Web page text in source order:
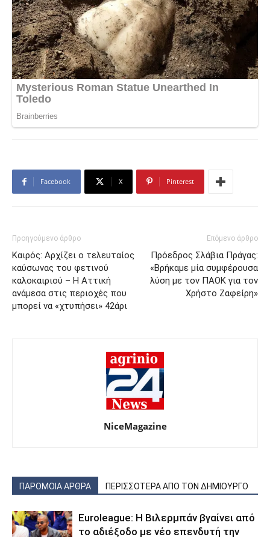
Facebook X Pinterest
Προηγούμενο άρθρο
Καιρός: Αρχίζει ο τελευταίος
καύσωνας του φετινού
καλοκαιριού – Η Αττική
ανάμεσα στις περιοχές που
μπορεί να «χτυπήσει» 42άρι
Επόμενο άρθρο
Πρόεδρος Σλάβια Πράγας:
«Βρήκαμε μία συμφέρουσα
λύση με τον ΠΑΟΚ για τον
Χρήστο Ζαφείρη»
NiceMagazine
ΠΑΡΟΜΟΙΑ ΑΡΘΡΑ ΠΕΡΙΣΣΟΤΕΡΑ ΑΠΟ ΤΟΝ ΔΗΜΙΟΥΡΓΟ
Euroleague: Η Βιλερμπάν βγαίνει από
το αδιέξοδο με νέο επενδυτή την